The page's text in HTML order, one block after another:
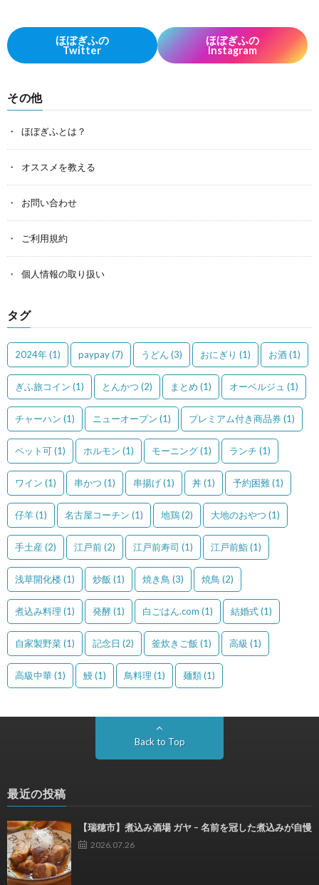
ほぼぎふの
Twitter
ほぼぎふの
Instagram
その他
ほぼぎふとは？
オススメを教える
お問い合わせ
ご利用規約
個人情報の取り扱い
タグ
2024年(1) paypay(7) うどん (3) おにぎり (1) お酒(1)
ぎふ旅コイン (1) とんかつ (2) まとめ (1) オーベルジュ (1)
チャーハン (1) ニューオープン (1) プレミアム付き商品券(1)
ペット可(1) ホルモン (1) モーニング(1) ランチ (1)
ワイン (1) 串かつ (1) 串揚げ(1) 丼(1) 予約困難(1)
仔羊(1) 名古屋コーチン (1) 地鶏(2) 大地のおやつ (1)
手土産 (2) 江戸前(2) 江戸前寿司 (1) 江戸前鮨(1)
浅草開化楼(1) 炒飯 (1) 焼き鳥 (3) 焼鳥 (2)
煮込み料理 (1) 発酵(1) 白ごはん.com (1) 結婚式(1)
自家製野菜(1) 記念日 (2) 釜炊きご飯 (1) 高級 (1)
高級中華(1) 鰻(1) 鳥料理 (1) 麺類(1)
Back to Top
最近の投稿
【瑞穂市】煮込み酒場 ガヤ – 名前を冠した煮込みが自慢
2026.07.26